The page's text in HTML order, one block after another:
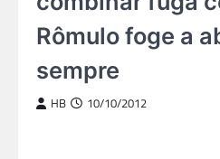
Rômulo foge a
sempre
HB 10/10/2012